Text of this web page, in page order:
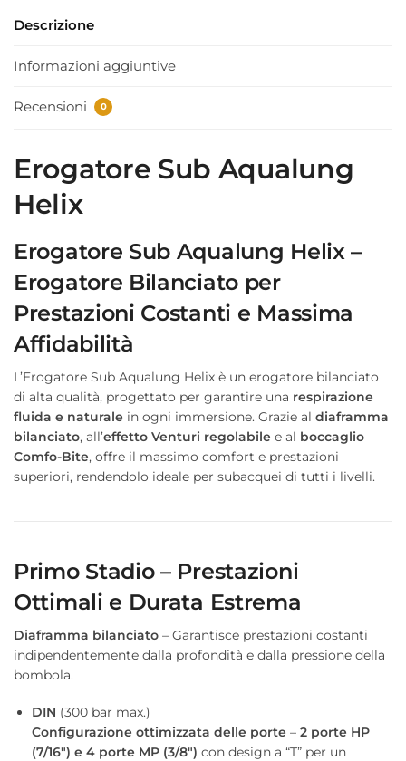
Descrizione
Informazioni aggiuntive
Recensioni 0
Erogatore Sub Aqualung
Helix
Erogatore Sub Aqualung Helix –
Erogatore Bilanciato per
Prestazioni Costanti e Massima
Affidabilità
L’Erogatore Sub Aqualung Helix è un erogatore bilanciato
di alta qualità, progettato per garantire una respirazione
fluida e naturale in ogni immersione. Grazie al diaframma
bilanciato, all’effetto Venturi regolabile e al boccaglio
Comfo-Bite, offre il massimo comfort e prestazioni
superiori, rendendolo ideale per subacquei di tutti i livelli.
Primo Stadio – Prestazioni
Ottimali e Durata Estrema
Diaframma bilanciato – Garantisce prestazioni costanti
indipendentemente dalla profondità e dalla pressione della
bombola.
DIN (300 bar max.)
Configurazione ottimizzata delle porte – 2 porte HP
(7/16″) e 4 porte MP (3/8″) con design a “T” per un